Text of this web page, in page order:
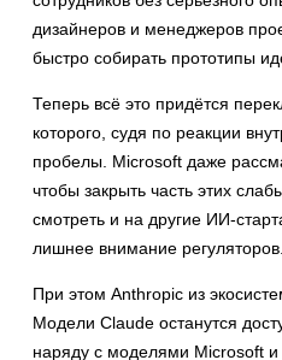
дизайнеров и менеджеров
быстро собирать прототипы
Теперь всё это придётся
которого, судя по реакции
пробелы. Microsoft даже
чтобы закрыть часть этих
смотреть и на другие ИИ-
лишнее внимание регуляторов.
При этом Anthropic из
Модели Claude останутся
наряду с моделями Microsoft